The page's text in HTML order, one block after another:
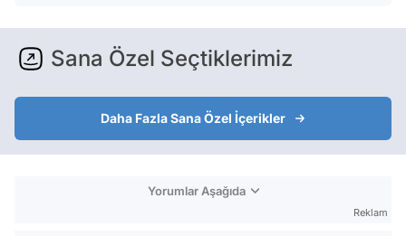
Sana Özel Seçtiklerimiz
Daha Fazla Sana Özel İçerikler
Yorumlar Aşağıda
Reklam